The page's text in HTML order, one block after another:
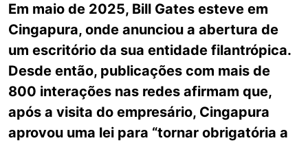
Em maio de 2025, Bill Gates esteve em
Cingapura, onde anunciou a abertura de
um escritório da sua entidade filantrópica.
Desde então, publicações com mais de
800 interações nas redes afirmam que,
após a visita do empresário, Cingapura
aprovou uma lei para “tornar obrigatória a